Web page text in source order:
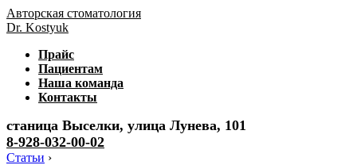
Авторская стоматология
Dr. Kostyuk
Прайс
Пациентам
Наша команда
Контакты
станица Выселки, улица Лунева, 101
8-928-032-00-02
Статьи ›